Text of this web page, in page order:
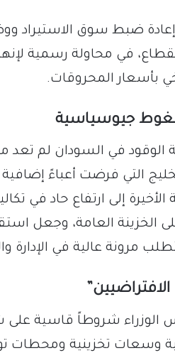
ضبط سوق الاستيراد
في محاولة رسمية
بأسعار المحروقات.
جيوسياسية
الوقود في السودان لم
التي فرضت أعباءً
إلى ارتفاع حاد في
الخزينة العامة، وجعل
مرونة عالية في الإدارة
شروطاً قاسية على
وسعات تخزينية ومحطات